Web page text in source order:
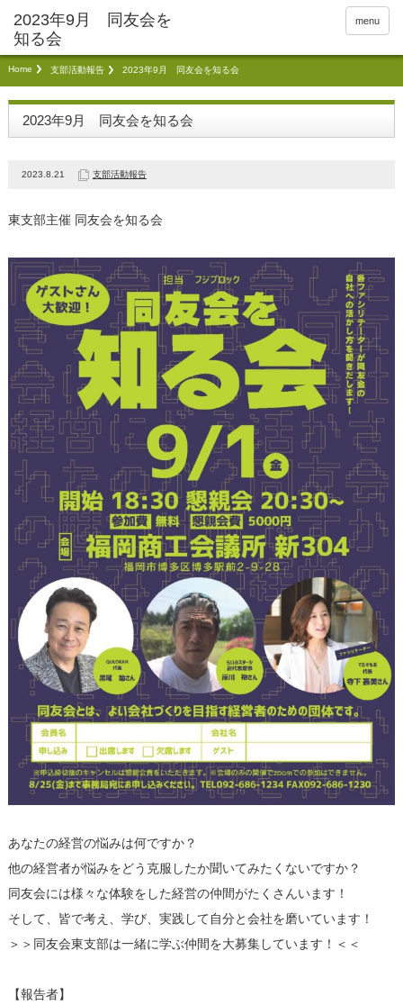
menu
Home 支部活動報告 2023年9月 同友会を知る会
2023年9月 同友会を知る会
2023.8.21 支部活動報告
東支部主催 同友会を知る会
あなたの経営の悩みは何ですか？
他の経営者が悩みをどう克服したか聞いてみたくないですか？
同友会には様々な体験をした経営の仲間がたくさんいます！
そして、皆で考え、学び、実践して自分と会社を磨いています！
＞＞同友会東支部は一緒に学ぶ仲間を大募集しています！＜＜
【報告者】